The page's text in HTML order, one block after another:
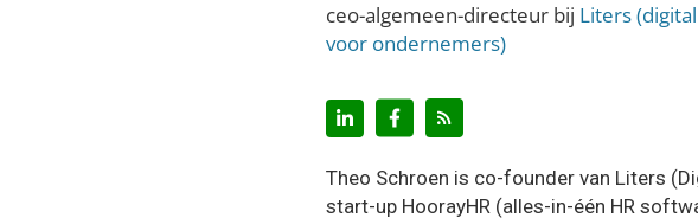
ceo-algemeen-directeur bij Liters
voor ondernemers)
Theo Schroen is co-founder van Liters
start-up HoorayHR (alles-in-één HR